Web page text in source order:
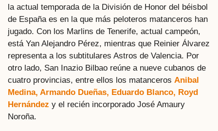
la actual temporada de la División de Honor del béisbol
de España es en la que más peloteros matanceros han
jugado. Con los Marlins de Tenerife, actual campeón,
está Yan Alejandro Pérez, mientras que Reinier Álvarez
representa a los subtitulares Astros de Valencia. Por
otro lado, San Inazio Bilbao reúne a nueve cubanos de
cuatro provincias, entre ellos los matanceros Anibal
Medina, Armando Dueñas, Eduardo Blanco, Royd
Hernández y el recién incorporado José Amaury
Noroña.